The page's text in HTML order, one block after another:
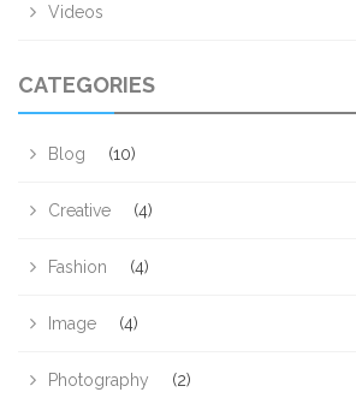
Videos
CATEGORIES
Blog (10)
Creative (4)
Fashion (4)
Image (4)
Photography (2)